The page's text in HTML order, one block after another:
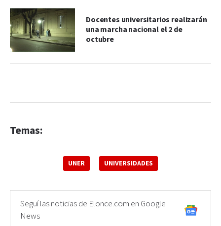
Docentes universitarios realizarán
una marcha nacional el 2 de
octubre
Temas:
UNER UNIVERSIDADES
Seguí las noticias de Elonce.com en Google
News